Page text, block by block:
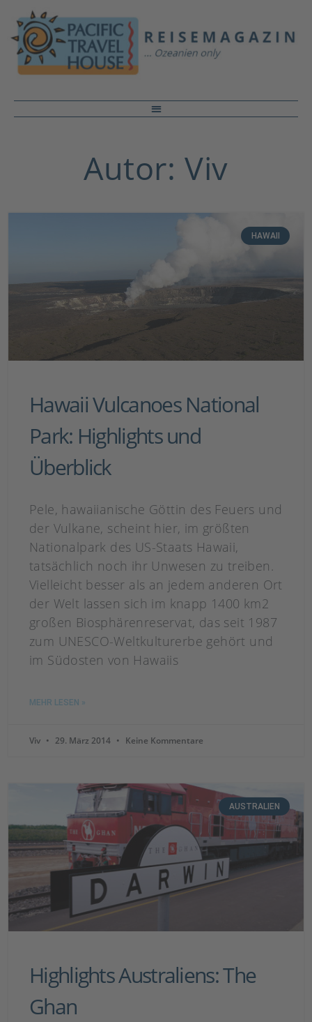
Autor:Viv
HAWAII
Hawaii Vulcanoes National
Park: Highlights und
Überblick
Pele, hawaiianische Göttin des Feuers und
der Vulkane, scheint hier, im größten
Nationalpark des US-Staats Hawaii,
tatsächlich noch ihr Unwesen zu treiben.
Vielleicht besser als an jedem anderen Ort
der Welt lassen sich im knapp 1400 km2
großen Biosphärenreservat, das seit 1987
zum UNESCO-Weltkulturerbe gehört und
im Südosten von Hawaiis
MEHR LESEN »
Viv 29. März 2014 Keine Kommentare
AUSTRALIEN
Highlights Australiens: The
Ghan